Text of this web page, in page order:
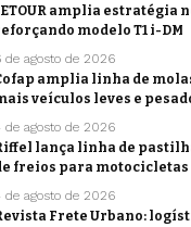
amplia estratégia
modelo T1 i-DM
de agosto de 2026
amplia linha de
veículos leves e
de agosto de 2026
lança linha de
freios para motocicletas
de agosto de 2026
Frete Urbano: